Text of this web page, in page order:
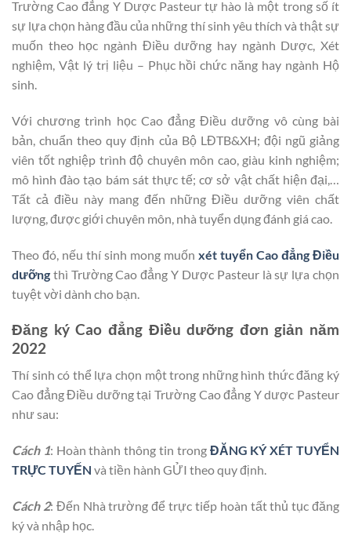
Trường Cao đẳng Y Dược Pasteur tự hào là một trong số ít
sự lựa chọn hàng đầu của những thí sinh yêu thích và thật sự
muốn theo học ngành Điều dưỡng hay ngành Dược, Xét
nghiệm, Vật lý trị liệu – Phục hồi chức năng hay ngành Hộ
sinh.
Với chương trình học Cao đẳng Điều dưỡng vô cùng bài
bản, chuẩn theo quy định của Bộ LĐTB&XH; đội ngũ giảng
viên tốt nghiệp trình độ chuyên môn cao, giàu kinh nghiệm;
mô hình đào tạo bám sát thực tế; cơ sở vật chất hiện đại,…
Tất cả điều này mang đến những Điều dưỡng viên chất
lượng, được giới chuyên môn, nhà tuyển dụng đánh giá cao.
Theo đó, nếu thí sinh mong muốn xét tuyển Cao đẳng Điều
dưỡng thì Trường Cao đẳng Y Dược Pasteur là sự lựa chọn
tuyệt vời dành cho bạn.
Đăng ký Cao đẳng Điều dưỡng đơn giản năm
2022
Thí sinh có thể lựa chọn một trong những hình thức đăng ký
Cao đẳng Điều dưỡng tại Trường Cao đẳng Y dược Pasteur
như sau:
Cách 1: Hoàn thành thông tin trong ĐĂNG KÝ XÉT TUYỂN
TRỰC TUYẾN và tiền hành GỬI theo quy định.
Cách 2: Đến Nhà trường để trực tiếp hoàn tất thủ tục đăng
ký và nhập học.